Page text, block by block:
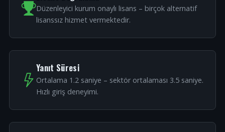
Düzenleyici kurum onaylı lisans – birçok alternatif
lisanssız hizmet vermektedir.
Yanıt Süresi
Ortalama 1.2 saniye – sektör ortalaması 3.5 saniye.
Hızlı giriş deneyimi.